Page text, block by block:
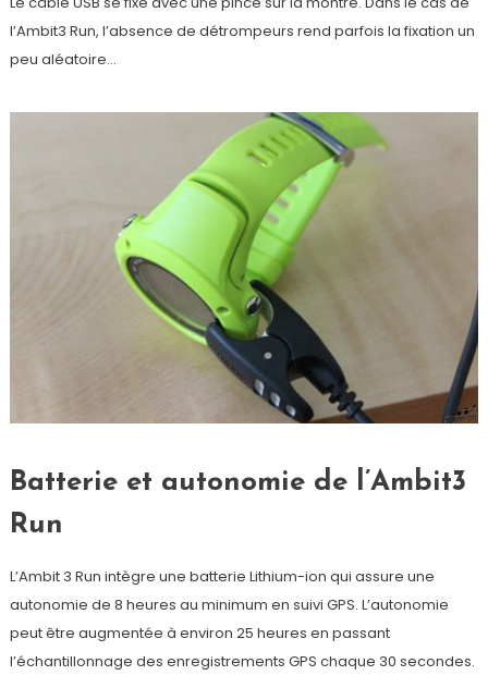
l’Ambit3 Run, l’absence de détrompeurs rend parfois la fixation un
peu aléatoire…
Batterie et autonomie de l’Ambit3
Run
L’Ambit 3 Run intègre une batterie Lithium-ion qui assure une
autonomie de 8 heures au minimum en suivi GPS. L’autonomie
peut être augmentée à environ 25 heures en passant
l’échantillonnage des enregistrements GPS chaque 30 secondes.